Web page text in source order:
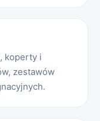
koperty i
zestawów